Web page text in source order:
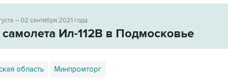
– 02 сентября 2021 года
Ил-112В в Подмосковье
область Минпромторг